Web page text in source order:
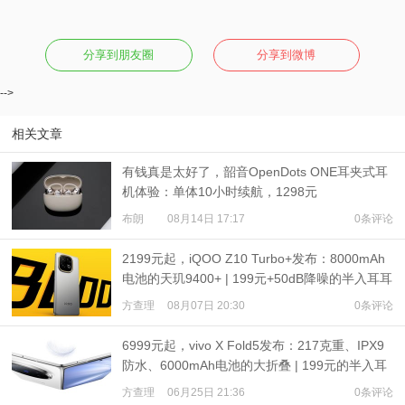
分享到朋友圈 分享到微博
-->
相关文章
有钱真是太好了，韶音OpenDots ONE耳夹式耳
机体验：单体10小时续航，1298元
布朗 08月14日 17:17 0条评论
2199元起，iQOO Z10 Turbo+发布：8000mAh
电池的天玑9400+ | 199元+50dB降噪的半入耳耳
机发布
方查理 08月07日 20:30 0条评论
6999元起，vivo X Fold5发布：217克重、IPX9
防水、6000mAh电池的大折叠 | 199元的半入耳
降噪耳机
方查理 06月25日 21:36 0条评论